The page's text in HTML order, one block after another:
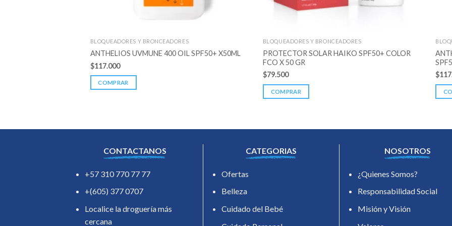
BLOQUEADORES Y BRONCEADORES
ANTHELIOS UVMUNE 400 OIL SPF50+ X50ML
$117.000
COMPRAR
BLOQUEADORES Y BRONCEADORES
PROTECTOR SOLAR HAIKO SPF50+ COLOR
FCO X 50 GR
$79.500
COMPRAR
$
CONTACTANOS
+57 310 770 77 77
+(605) 377 0707
Localice la droguería más
cercana
CATEGORIAS
Ofertas
Belleza
Cuidado del Bebé
NOSOTROS
¿Quienes Somos?
Responsabilidad Social
Misión y Visión